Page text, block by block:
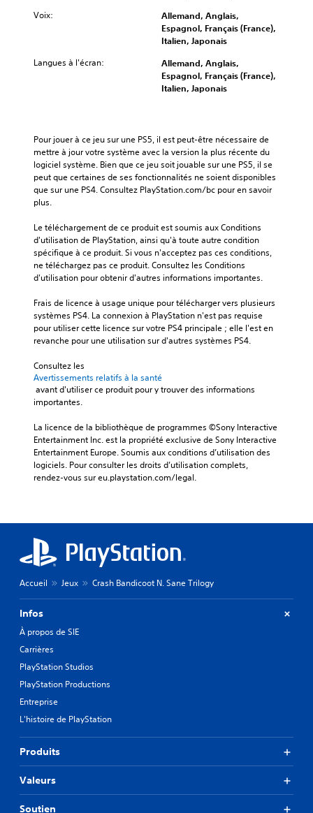
Voix:
Allemand, Anglais,
Espagnol, Français (France),
Italien, Japonais
Langues à l'écran:
Allemand, Anglais,
Espagnol, Français (France),
Italien, Japonais
Pour jouer à ce jeu sur une PS5, il est peut-être nécessaire de
mettre à jour votre système avec la version la plus récente du
logiciel système. Bien que ce jeu soit jouable sur une PS5, il se
peut que certaines de ses fonctionnalités ne soient disponibles
que sur une PS4. Consultez PlayStation.com/bc pour en savoir
plus.
Le téléchargement de ce produit est soumis aux Conditions
d'utilisation de PlayStation, ainsi qu'à toute autre condition
spécifique à ce produit. Si vous n'acceptez pas ces conditions,
ne téléchargez pas ce produit. Consultez les Conditions
d'utilisation pour obtenir d'autres informations importantes.
Frais de licence à usage unique pour télécharger vers plusieurs
systèmes PS4. La connexion à PlayStation n'est pas requise
pour utiliser cette licence sur votre PS4 principale ; elle l'est en
revanche pour une utilisation sur d'autres systèmes PS4.
Consultez les
Avertissements relatifs à la santé
importantes.
La licence de la bibliothèque de programmes ©Sony Interactive
Entertainment Inc. est la propriété exclusive de Sony Interactive
Entertainment Europe. Soumis aux conditions d’utilisation des
logiciels. Pour consulter les droits d’utilisation complets,
rendez-vous sur eu.playstation.com/legal.
Accueil Jeux Crash Bandicoot N. Sane Trilogy
Infos
À propos de SIE
Carrières
PlayStation Studios
PlayStation Productions
Entreprise
L'histoire de PlayStation
Produits
Valeurs
Soutien